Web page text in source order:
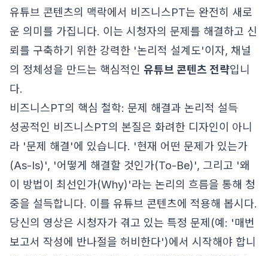
유튜브 콘텐츠의 맥락에서 비즈니스PT는 완전히 새로
운 의미를 가집니다. 이는 시청자의 문제를 해결하고 신
뢰를 구축하기 위한 강력한 '논리적 설계도'이자, 채널
의 정체성을 만드는 핵심적인 유튜브 콘텐츠 전략입니
다.
비즈니스PT의 핵심 철학: 문제 해결과 논리적 설득
성공적인 비즈니스PT의 본질은 화려한 디자인이 아니
라 '문제 해결'에 있습니다. '현재 어떤 문제가 있는가
(As-Is)', '어떻게 해결할 것인가(To-Be)', 그리고 '왜
이 방법이 최선인가(Why)'라는 논리의 흐름을 통해 청
중을 설득합니다. 이를 유튜브 콘텐츠에 적용해 봅시다.
당신의 영상은 시청자가 겪고 있는 특정 문제(예: '매번
보고서 작성에 반나절을 허비한다')에서 시작해야 합니